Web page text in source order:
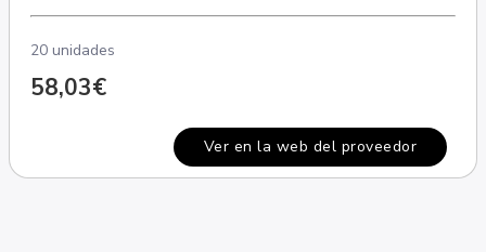
20 unidades
58,03€
Ver en la web del proveedor